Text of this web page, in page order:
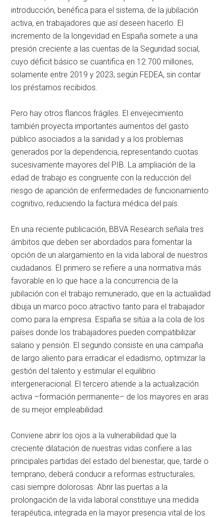
introducción, benéfica para el sistema, de la jubilación
activa, en trabajadores que así deseen hacerlo. El
incremento de la longevidad en España somete a una
presión creciente a las cuentas de la Seguridad social,
cuyo déficit básico se cuantifica en 12.700 millones,
solamente entre 2019 y 2023, según FEDEA, sin contar
los préstamos recibidos.
Pero hay otros flancos frágiles. El envejecimiento
también proyecta importantes aumentos del gasto
público asociados a la sanidad y a los problemas
generados por la dependencia, representando cuotas
sucesivamente mayores del PIB. La ampliación de la
edad de trabajo es congruente con la reducción del
riesgo de aparición de enfermedades de funcionamiento
cognitivo, reduciendo la factura médica del país.
En una reciente publicación, BBVA Research señala tres
ámbitos que deben ser abordados para fomentar la
opción de un alargamiento en la vida laboral de nuestros
ciudadanos. El primero se refiere a una normativa más
favorable en lo que hace a la concurrencia de la
jubilación con el trabajo remunerado, que en la actualidad
dibuja un marco poco atractivo tanto para el trabajador
como para la empresa. España se sitúa a la cola de los
países donde los trabajadores pueden compatibilizar
salario y pensión. El segundo consiste en una campaña
de largo aliento para erradicar el edadismo, optimizar la
gestión del talento y estimular el equilibrio
intergeneracional. El tercero atiende a la actualización
activa –formación permanente– de los mayores en aras
de su mejor empleabilidad.
Conviene abrir los ojos a la vulnerabilidad que la
creciente dilatación de nuestras vidas confiere a las
principales partidas del estado del bienestar, que, tarde o
temprano, deberá conducir a reformas estructurales,
casi siempre dolorosas. Abrir las puertas a la
prolongación de la vida laboral constituye una medida
terapéutica, integrada en la mayor presencia vital de los